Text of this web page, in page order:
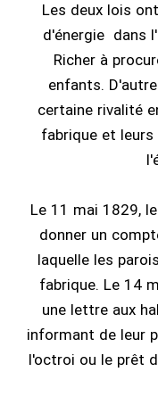
Les deux lois
d'énergie dans
Richer à
enfants.
certaine rivalité
fabrique et
Le 11 mai 1829,
donner un
laquelle les
fabrique. Le 14
une lettre aux
informant de leur
l'octroi ou le prêt